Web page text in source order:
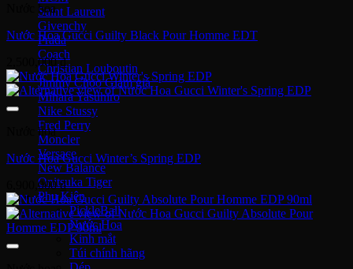
Saint Laurent
Givenchy
Prada
Coach
Christian Louboutin
Jimmy Choo
Mihara Yasuhiro
Nike Stussy
Fred Perry
Moncler
Versace
New Balance
Onitsuka Tiger
Phụ Kiện
PickleBall
Nước Hoa
Kinh mắt
Túi chính hãng
Nước hoa
Nước Hoa Gucci Guilty Black Pour Homme EDT
2,500,000₫
Nước hoa
Nước Hoa Gucci Winter’s Spring EDP
6,900,000₫